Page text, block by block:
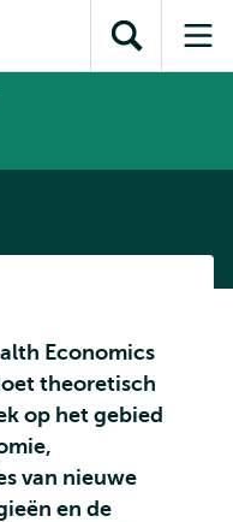
inhoud
Direct naar
subnavigatieToon
zoekveld
Economics
theoretisch
op het gebied
van nieuwe
en de